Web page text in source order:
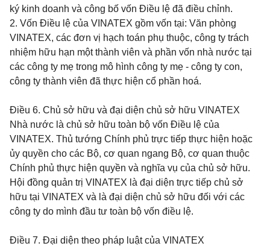
ký kinh doanh và công bố vốn Điều lệ đã điều chỉnh.
2. Vốn Điều lệ của VINATEX gồm vốn tại: Văn phòng
VINATEX, các đơn vị hạch toán phụ thuộc, công ty trách
nhiệm hữu hạn một thành viên và phần vốn nhà nước tại
các công ty mẹ trong mô hình công ty mẹ - công ty con,
công ty thành viên đã thực hiện cổ phần hoá.
Điều 6. Chủ sở hữu và đại diện chủ sở hữu VINATEX
Nhà nước là chủ sở hữu toàn bộ vốn Điều lệ của
VINATEX. Thủ tướng Chính phủ trực tiếp thực hiện hoặc
ủy quyền cho các Bộ, cơ quan ngang Bộ, cơ quan thuộc
Chính phủ thực hiện quyền và nghĩa vụ của chủ sở hữu.
Hội đồng quản trị VINATEX là đại diện trực tiếp chủ sở
hữu tại VINATEX và là đại diện chủ sở hữu đối với các
công ty do mình đầu tư toàn bộ vốn điều lệ.
Điều 7. Đại diện theo pháp luật của VINATEX